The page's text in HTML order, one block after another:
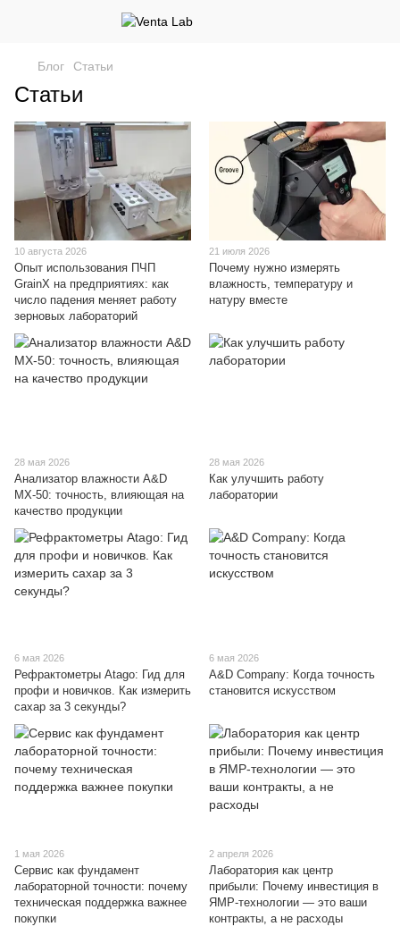
Блог Статьи
Статьи
10 августа 2026
Опыт использования ПЧП
GrainX на предприятиях: как
число падения меняет работу
зерновых лабораторий
21 июля 2026
Почему нужно измерять
влажность, температуру и
натуру вместе
28 мая 2026
Анализатор влажности A&D
MX-50: точность, влияющая на
качество продукции
28 мая 2026
Как улучшить работу
лаборатории
6 мая 2026
Рефрактометры Atago: Гид для
профи и новичков. Как измерить
сахар за 3 секунды?
6 мая 2026
A&D Company: Когда точность
становится искусством
1 мая 2026
Сервис как фундамент
лабораторной точности: почему
техническая поддержка важнее
покупки
2 апреля 2026
Лаборатория как центр
прибыли: Почему инвестиция в
ЯМР-технологии — это ваши
контракты, а не расходы